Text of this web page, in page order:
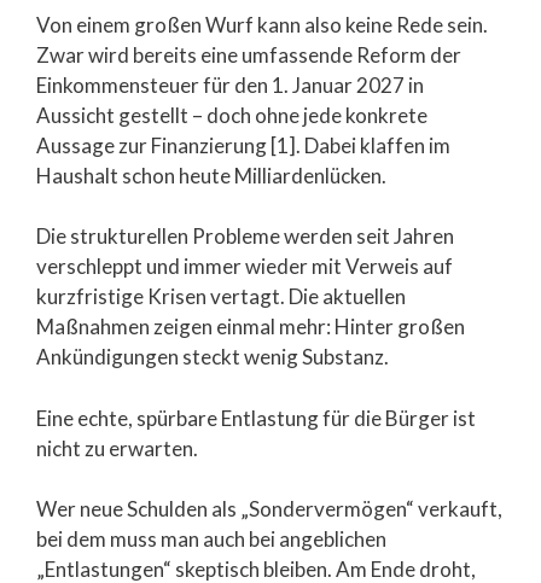
Von einem großen Wurf kann also keine Rede sein.
Zwar wird bereits eine umfassende Reform der
Einkommensteuer für den 1. Januar 2027 in
Aussicht gestellt – doch ohne jede konkrete
Aussage zur Finanzierung [1]. Dabei klaffen im
Haushalt schon heute Milliardenlücken.
Die strukturellen Probleme werden seit Jahren
verschleppt und immer wieder mit Verweis auf
kurzfristige Krisen vertagt. Die aktuellen
Maßnahmen zeigen einmal mehr: Hinter großen
Ankündigungen steckt wenig Substanz.
Eine echte, spürbare Entlastung für die Bürger ist
nicht zu erwarten.
Wer neue Schulden als „Sondervermögen“ verkauft,
bei dem muss man auch bei angeblichen
„Entlastungen“ skeptisch bleiben. Am Ende droht,